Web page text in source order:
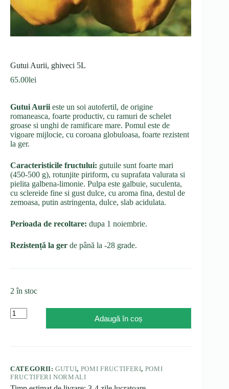
Gutui Aurii, ghiveci 5L
65.00lei
Gutui Aurii este un soi autofertil, de origine
romaneasca, foarte productiv, cu ramuri de schelet
groase si unghi de ramificare mare. Pomul este de
vigoare mijlocie, cu coroana globuloasa, foarte rezistent
la ger.
Caracteristicile fructului: gutuile sunt foarte mari
(450-500 g), rotunjite piriform, cu suprafata valurata si
pielita galbena-limonie. Pulpa este galbuie, suculenta,
cu sclereide fine si gust dulce, cu aroma fina, destul de
zemoasa, putin astringenta, dulce, slab acidulata.
Perioada de recoltare: dupa 1 noiembrie.
Rezistență la ger de până la -28 grade.
2 în stoc
Cantitate
Gutui
5L
Adaugă în coș
CATEGORII:GUTUI, POMI FRUCTIFERI, POMI
FRUCTIFERI NORMALI